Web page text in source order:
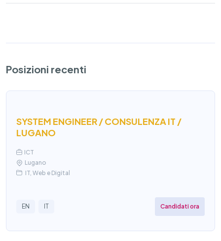
Posizioni recenti
SYSTEM ENGINEER / CONSULENZA IT /
LUGANO
ICT
Lugano
IT, Web e Digital
EN IT Candidati ora